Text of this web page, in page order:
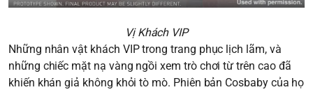
Vị Khách VIP
Những nhân vật khách VIP trong trang phục lịch lãm, và
những chiếc mặt nạ vàng ngồi xem trò chơi từ trên cao đã
khiến khán giả không khỏi tò mò. Phiên bản Cosbaby của họ